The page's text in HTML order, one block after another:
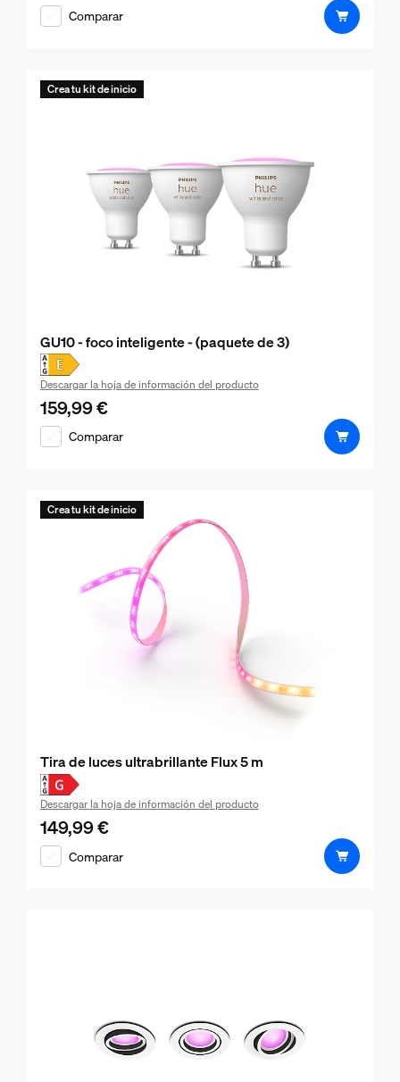
Comparar
Crea tu kit de inicio
GU10 - foco inteligente - (paquete de 3)
Descargar la hoja de información del producto
El precio actual es 159,99 €
159,99 €
Comparar
Crea tu kit de inicio
Tira de luces ultrabrillante Flux 5 m
Descargar la hoja de información del producto
El precio actual es 149,99 €
149,99 €
Comparar